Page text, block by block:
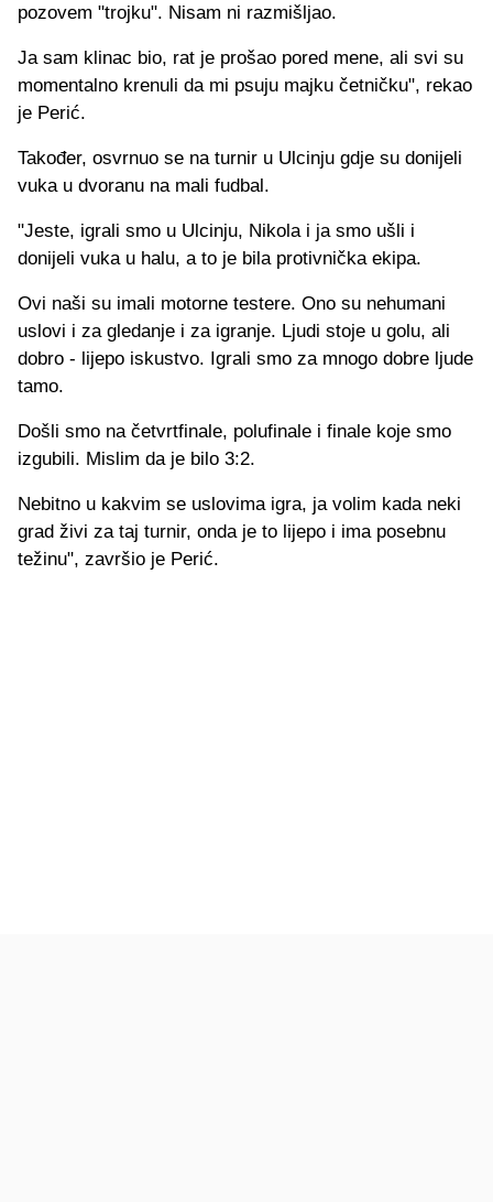
pozovem "trojku". Nisam ni razmišljao.
Ja sam klinac bio, rat je prošao pored mene, ali svi su
momentalno krenuli da mi psuju majku četničku", rekao
je Perić.
Također, osvrnuo se na turnir u Ulcinju gdje su donijeli
vuka u dvoranu na mali fudbal.
"Jeste, igrali smo u Ulcinju, Nikola i ja smo ušli i
donijeli vuka u halu, a to je bila protivnička ekipa.
Ovi naši su imali motorne testere. Ono su nehumani
uslovi i za gledanje i za igranje. Ljudi stoje u golu, ali
dobro - lijepo iskustvo. Igrali smo za mnogo dobre ljude
tamo.
Došli smo na četvrtfinale, polufinale i finale koje smo
izgubili. Mislim da je bilo 3:2.
Nebitno u kakvim se uslovima igra, ja volim kada neki
grad živi za taj turnir, onda je to lijepo i ima posebnu
težinu", završio je Perić.